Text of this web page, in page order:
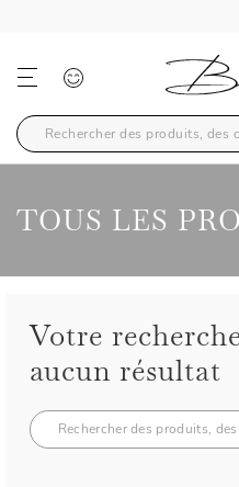
TOUS LES
Votre
aucun résultat